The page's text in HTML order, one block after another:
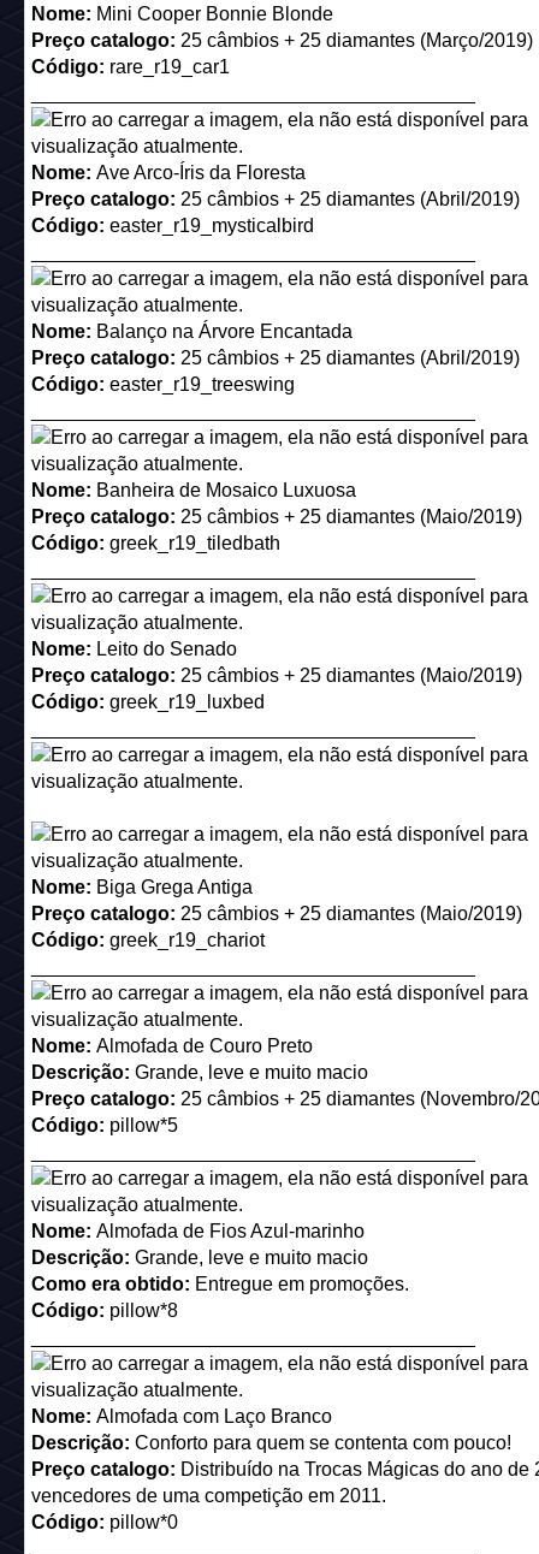
Código:pillow*6
_________________________________________
Descrição:Grande, leve e muito macio
Preço catalogo:25 câmbios + 25 diamantes (Novembro/
Código:pillow*3
_________________________________________
Descrição:Para ver, não para usar.
Preço catalogo: Disponibilizada como Raro em uma
Novembro/2015 (custou 105c+105d e 185c+185d)
Código:ktchn15_cabinet
_________________________________________
Nome: Mesa de Sucos Bobba
Descrição:Menos é mais.
Preço catalogo: 25 câmbios + 25 diamantes (Novembro/
Código:ktchn15_bubblejuicerack
_________________________________________
Nome: Geladeira Deluxe
Descrição:Gele com estilo.
Preço catalogo:25 câmbios + 25 diamantes (Novembro/
Código:ktchn15_fridge
_________________________________________
Nome: Máquina de Café
Descrição:Cheira como o céu.
Código:ktchn15_coffeemaker
_________________________________________
Nome:Torre do Relógio
Descrição:Tic tac, tic tac.
Código:xmas15_clocktower
_________________________________________
Nome:Trenó Decorado
Descrição: Vamos lá, é o tempo perfeito para um passear
juntos!
Código:xmas15_sleigh
_________________________________________
Nome:Painel Fotográfico
Descrição:Lugar perfeito para selfies.
Preço catalogo:25 câmbios + 25 diamantes (Dezembro/
_________________________________________
Nome: Rudolf a rena do nariz vermelho
Descrição: Tem um nariz muito brilhante.
Preço catalogo: 25 câmbios + 25 diamantes (Dezembro/
Código:xmas15_rudolf
_________________________________________